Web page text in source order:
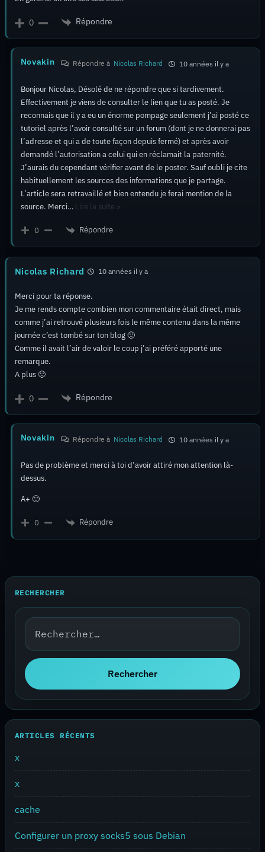
0 Répondre
Novakin Répondre à Nicolas Richard 10 années il y a
Bonjour Nicolas, Désolé de ne répondre que si tardivement.
Effectivement je viens de consulter le lien que tu as posté. Je
reconnais que il y a eu un énorme pompage seulement j’ai posté ce
tutoriel après l’avoir consulté sur un forum (dont je ne donnerai pas
l’adresse et qui a de toute façon depuis fermé) et après avoir
demandé l’autorisation a celui qui en réclamait la paternité.
J’aurais du cependant vérifier avant de le poster. Sauf oubli je cite
habituellement les sources des informations que je partage.
L’article sera retravaillé et bien entendu je ferai mention de la
source. Merci… Lire la suite »
0 Répondre
Nicolas Richard 10 années il y a
Merci pour ta réponse.
Je me rends compte combien mon commentaire était direct, mais
comme j’ai retrouvé plusieurs fois le même contenu dans la même
journée c’est tombé sur ton blog 🙂
Comme il avait l’air de valoir le coup j’ai préféré apporté une
remarque.
A plus 🙂
0 Répondre
Novakin Répondre à Nicolas Richard 10 années il y a
Pas de problème et merci à toi d’avoir attiré mon attention là-
dessus.
A+ 🙂
0 Répondre
RECHERCHER
Rechercher :
Rechercher
ARTICLES RÉCENTS
x
x
cache
Configurer un proxy socks5 sous Debian